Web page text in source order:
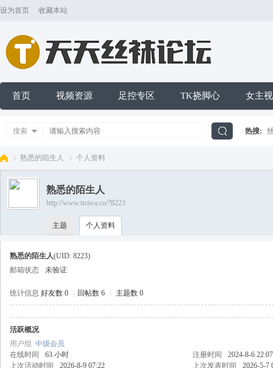
设为首页 收藏本站
首页 视频资源 足控专区 TK挠脚心 女主
搜索 热搜:
›
熟悉的陌生人 个人资料
熟悉的陌生人
http://www.ttsiwa.co/?8223
主题 个人资料
熟悉的陌生人(UID: 8223)
邮箱状态
未验证
统计信息 好友数 0 回帖数 6 主题数 0
活跃概况
用户组 中级会员
在线时间
63 小时 注册时间
2024-8-6 22:07
上次活动时间
2026-8-9 07:22 上次发表时间 2026-5-7